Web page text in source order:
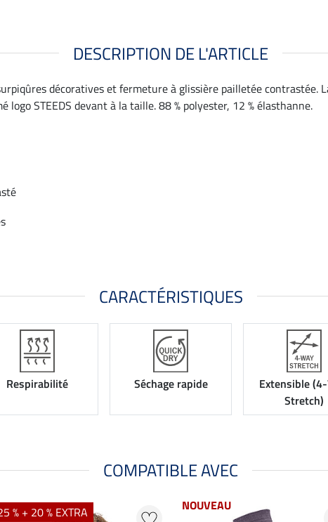
DESCRIPTION DE L'ARTICLE
décoratives et fermeture à glissière pailletée contrastée.
STEEDS devant à la taille. 88 % polyester, 12 % élasthanne.
CARACTÉRISTIQUES
Respirabilité Séchage rapide
Extensible
Stretch)
COMPATIBLE AVEC
% + 20 % EXTRA NOUVEAU